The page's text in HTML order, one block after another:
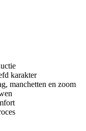
karakter
manchetten en zoom